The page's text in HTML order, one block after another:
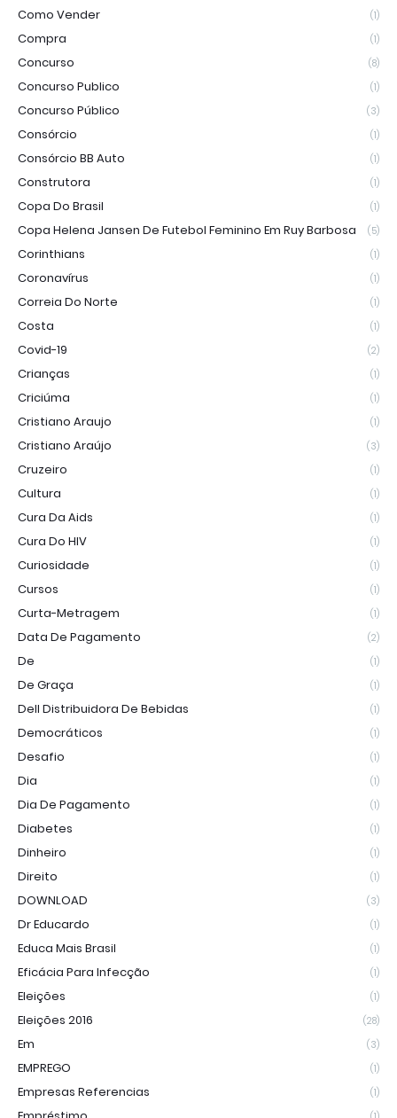
Como Vender (1)
Compra (1)
Concurso (8)
Concurso Publico (1)
Concurso Público (3)
Consórcio (1)
Consórcio BB Auto (1)
Construtora (1)
Copa Do Brasil (1)
Copa Helena Jansen De Futebol Feminino Em Ruy Barbosa (5)
Corinthians (1)
Coronavírus (1)
Correia Do Norte (1)
Costa (1)
Covid-19 (2)
Crianças (1)
Criciúma (1)
Cristiano Araujo (1)
Cristiano Araújo (3)
Cruzeiro (1)
Cultura (1)
Cura Da Aids (1)
Cura Do HIV (1)
Curiosidade (1)
Cursos (1)
Curta-Metragem (1)
Data De Pagamento (2)
De (1)
De Graça (1)
Dell Distribuidora De Bebidas (1)
Democráticos (1)
Desafio (1)
Dia (1)
Dia De Pagamento (1)
Diabetes (1)
Dinheiro (1)
Direito (1)
DOWNLOAD (3)
Dr Educardo (1)
Educa Mais Brasil (1)
Eficácia Para Infecção (1)
Eleições (1)
Eleições 2016 (28)
Em (3)
EMPREGO (1)
Empresas Referencias (1)